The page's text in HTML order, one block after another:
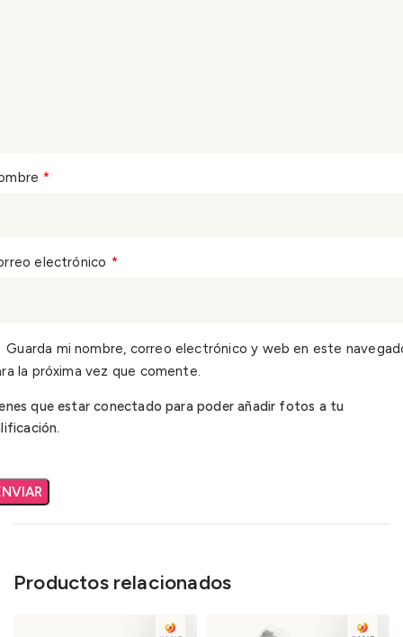
*
electrónico *
Guarda mi nombre, correo electrónico y web en este
la próxima vez que comente.
que estar conectado para poder añadir fotos a tu
Productos relacionados